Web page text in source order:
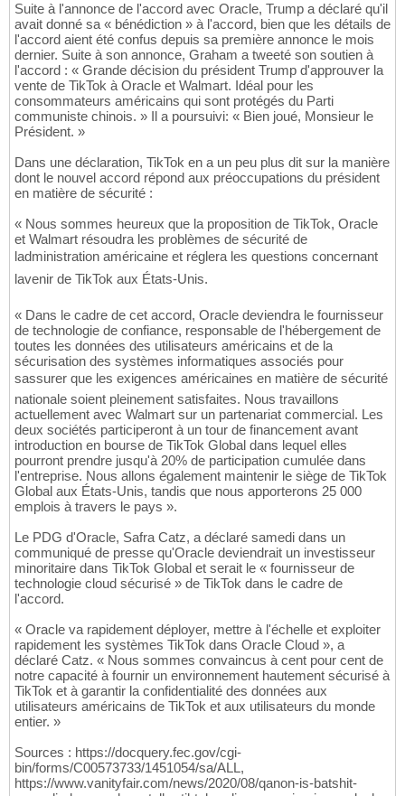
Suite à l'annonce de l'accord avec Oracle, Trump a déclaré qu'il
avait donné sa « bénédiction » à l'accord, bien que les détails de
l'accord aient été confus depuis sa première annonce le mois
dernier. Suite à son annonce, Graham a tweeté son soutien à
l'accord : « Grande décision du président Trump d'approuver la
vente de TikTok à Oracle et Walmart. Idéal pour les
consommateurs américains qui sont protégés du Parti
communiste chinois. » Il a poursuivi: « Bien joué, Monsieur le
Président. »
Dans une déclaration, TikTok en a un peu plus dit sur la manière
dont le nouvel accord répond aux préoccupations du président
en matière de sécurité :
« Nous sommes heureux que la proposition de TikTok, Oracle
et Walmart résoudra les problèmes de sécurité de
ladministration américaine et réglera les questions concernant
lavenir de TikTok aux États-Unis.
« Dans le cadre de cet accord, Oracle deviendra le fournisseur
de technologie de confiance, responsable de l'hébergement de
toutes les données des utilisateurs américains et de la
sécurisation des systèmes informatiques associés pour
sassurer que les exigences américaines en matière de sécurité
nationale soient pleinement satisfaites. Nous travaillons
actuellement avec Walmart sur un partenariat commercial. Les
deux sociétés participeront à un tour de financement avant
introduction en bourse de TikTok Global dans lequel elles
pourront prendre jusqu'à 20% de participation cumulée dans
l'entreprise. Nous allons également maintenir le siège de TikTok
Global aux États-Unis, tandis que nous apporterons 25 000
emplois à travers le pays ».
Le PDG d'Oracle, Safra Catz, a déclaré samedi dans un
communiqué de presse qu'Oracle deviendrait un investisseur
minoritaire dans TikTok Global et serait le « fournisseur de
technologie cloud sécurisé » de TikTok dans le cadre de
l'accord.
« Oracle va rapidement déployer, mettre à l'échelle et exploiter
rapidement les systèmes TikTok dans Oracle Cloud », a
déclaré Catz. « Nous sommes convaincus à cent pour cent de
notre capacité à fournir un environnement hautement sécurisé à
TikTok et à garantir la confidentialité des données aux
utilisateurs américains de TikTok et aux utilisateurs du monde
entier. »
Sources : https://docquery.fec.gov/cgi-
bin/forms/C00573733/1451054/sa/ALL,
https://www.vanityfair.com/news/2020/08/qanon-is-batshit-